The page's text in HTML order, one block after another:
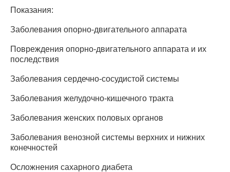
Показания:
Заболевания опорно-двигательного аппарата
Повреждения опорно-двигательного аппарата и их
последствия
Заболевания сердечно-сосудистой системы
Заболевания желудочно-кишечного тракта
Заболевания женских половых органов
Заболевания венозной системы верхних и нижних
конечностей
Осложнения сахарного диабета